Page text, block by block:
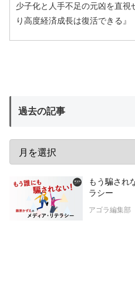
少子化と人手不足の元凶を直視
り高度経済成長は復活できる』
過去の記事
もう騙され
ラシー
アゴラ編集部